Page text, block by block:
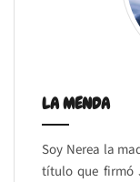
LA MENDA
Soy Nerea la
título que firmó